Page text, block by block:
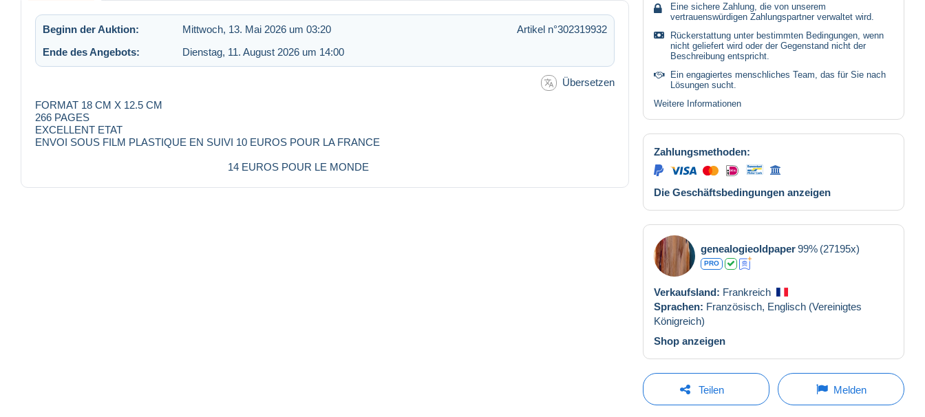
Beginn der Auktion: Mittwoch, 13. Mai 2026 um 03:20
Artikel n°302319932
Ende des Angebots:
Dienstag, 11. August 2026 um 14:00
Übersetzen
FORMAT 18 CM X 12.5 CM
266 PAGES
EXCELLENT ETAT
ENVOI SOUS FILM PLASTIQUE EN SUIVI 10 EUROS POUR LA FRANCE
14 EUROS POUR LE MONDE
Eine sichere Zahlung, die von unserem
vertrauenswürdigen Zahlungspartner verwaltet wird.
Rückerstattung unter bestimmten Bedingungen, wenn
nicht geliefert wird oder der Gegenstand nicht der
Beschreibung entspricht.
Ein engagiertes menschliches Team, das für Sie nach
Lösungen sucht.
Weitere Informationen
Zahlungsmethoden:
Die Geschäftsbedingungen anzeigen
genealogieoldpaper99% (27195x)
PRO
Verkaufsland: Frankreich
Sprachen: Französisch, Englisch (Vereinigtes
Königreich)
Shop anzeigen
Teilen Melden